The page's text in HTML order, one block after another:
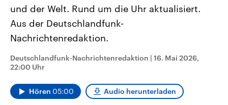
Landtagswahl Sachsen-Anhalt
2026
Alle Informationen
September 2026 einen neuen
Landtag. Seit 2021 wird das
USA
Aktuelle Beiträge,
gehören die Vereinigten
den mächtigsten Ländern
und der Welt. Rund um die Uhr aktualisiert.
Aus der Deutschlandfunk-
Nachrichtenredaktion.
Deutschlandfunk-Nachrichtenredaktion | 16. Mai 2026,
22:00 Uhr
Hören 05:00 Audio herunterladen